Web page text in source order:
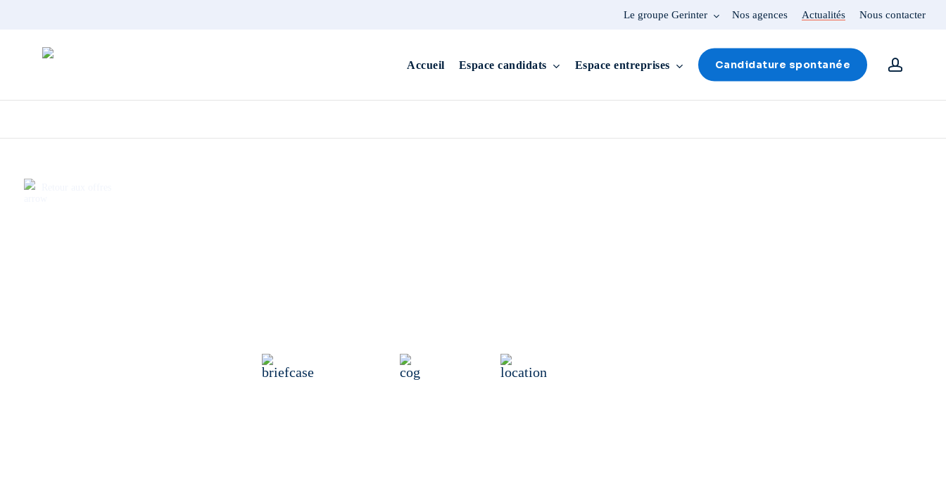
Le groupe Gerinter Nos agences Actualités Nous contacter
Accueil Espace candidats Espace entreprises Candidature spontanée account
Contrat intérim 22170 Plouvara, France